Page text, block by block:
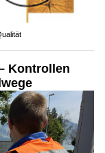
Kontrollen